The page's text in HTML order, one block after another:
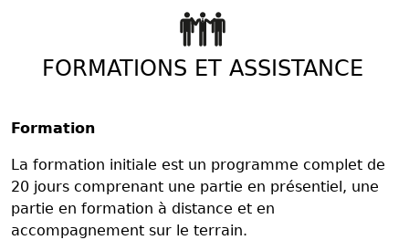
FORMATIONS ET ASSISTANCE
Formation
La formation initiale est un programme complet de
20 jours comprenant une partie en présentiel, une
partie en formation à distance et en
accompagnement sur le terrain.